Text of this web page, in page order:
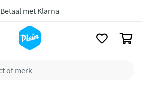
Betaal met Klarna